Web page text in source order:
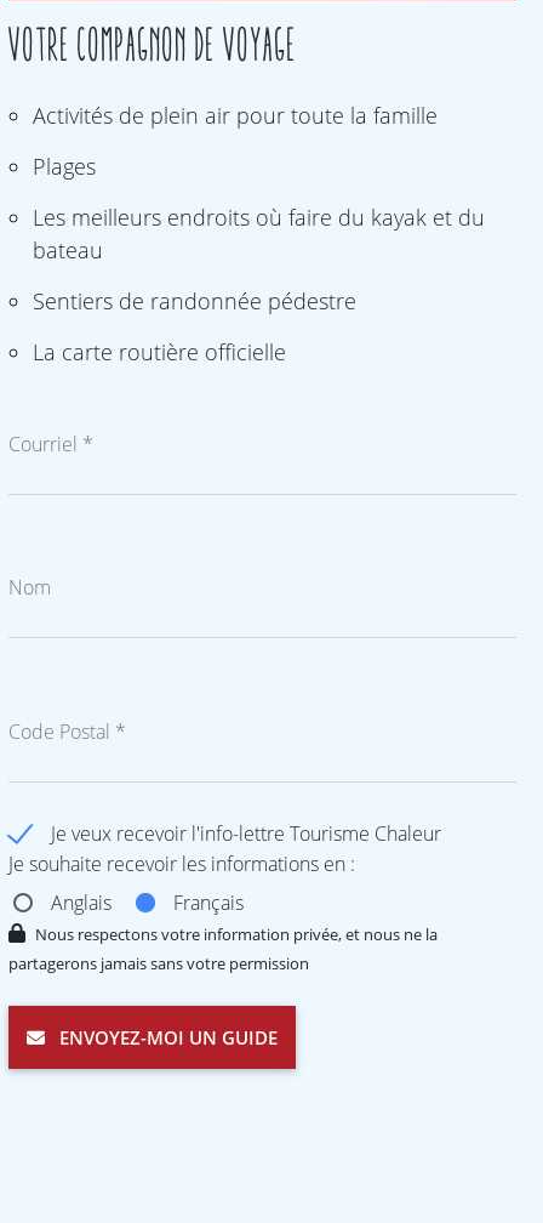
Votre compagnon de voyage
Activités de plein air pour toute la famille
Plages
Les meilleurs endroits où faire du kayak et du
bateau
Sentiers de randonnée pédestre
La carte routière officielle
Courriel *
Nom
Code Postal *
Je veux recevoir l'info-lettre Tourisme Chaleur
Je souhaite recevoir les informations en :
Anglais
Français
Nous respectons votre information privée, et nous ne la
partagerons jamais sans votre permission
ENVOYEZ-MOI UN GUIDE